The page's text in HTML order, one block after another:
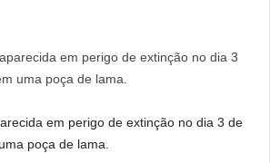
em perigo de extinção no dia 3 de
poça de lama.